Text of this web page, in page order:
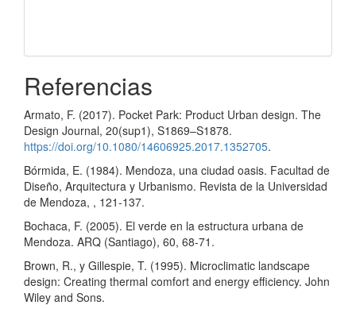
Referencias
Armato, F. (2017). Pocket Park: Product Urban design. The
Design Journal, 20(sup1), S1869–S1878.
https://doi.org/10.1080/14606925.2017.1352705.
Bórmida, E. (1984). Mendoza, una ciudad oasis. Facultad de
Diseño, Arquitectura y Urbanismo. Revista de la Universidad
de Mendoza, , 121-137.
Bochaca, F. (2005). El verde en la estructura urbana de
Mendoza. ARQ (Santiago), 60, 68-71.
Brown, R., y Gillespie, T. (1995). Microclimatic landscape
design: Creating thermal comfort and energy efficiency. John
Wiley and Sons.